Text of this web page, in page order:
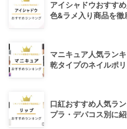
アイシャドウおすす
色&ラメ入り商品を徹
マニキュア人気ラン
乾タイプのネイルポ
口紅おすすめ人気ラ
プラ・デパコス別に紹